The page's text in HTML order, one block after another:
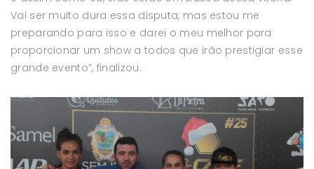
Vai ser muito dura essa disputa, mas estou me
preparando para isso e darei o meu melhor para
proporcionar um show a todos que irão prestigiar esse
grande evento”, finalizou.